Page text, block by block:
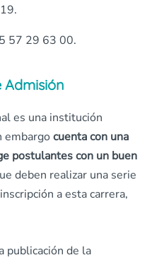
57 29 63 00.
Admisión
es una institución
embargo cuenta con una
postulantes con un buen
deben realizar una serie
a esta carrera,
publicación de la